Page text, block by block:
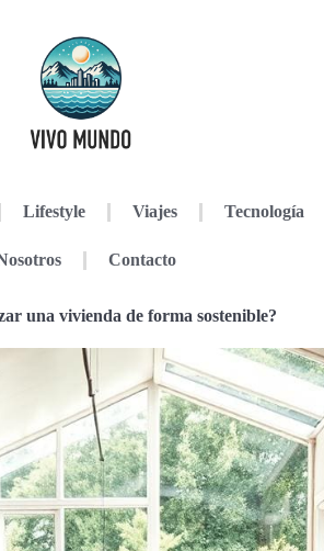
Lifestyle Viajes Tecnología
Contacto
una vivienda de forma sostenible?